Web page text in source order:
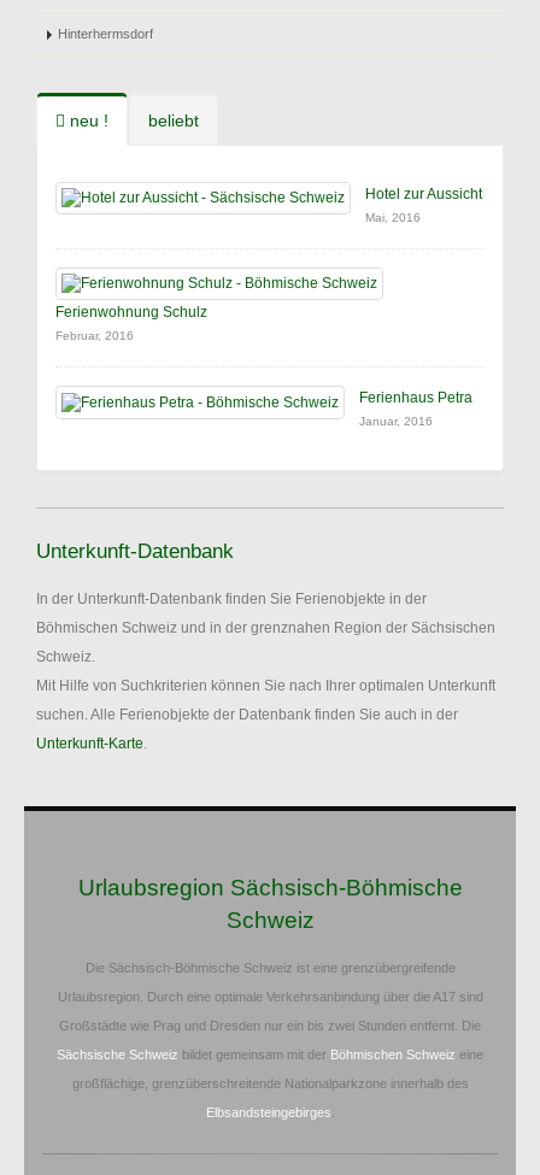
Hinterhermsdorf
neu ! beliebt
Hotel zur Aussicht
Mai, 2016
Ferienwohnung Schulz
Februar, 2016
Ferienhaus Petra
Januar, 2016
Unterkunft-Datenbank
In der Unterkunft-Datenbank finden Sie Ferienobjekte in der
Böhmischen Schweiz und in der grenznahen Region der Sächsischen
Schweiz.
Mit Hilfe von Suchkriterien können Sie nach Ihrer optimalen Unterkunft
suchen. Alle Ferienobjekte der Datenbank finden Sie auch in der
Unterkunft-Karte.
Urlaubsregion Sächsisch-Böhmische
Schweiz
Die Sächsisch-Böhmische Schweiz ist eine grenzübergreifende
Urlaubsregion. Durch eine optimale Verkehrsanbindung über die A17 sind
Großstädte wie Prag und Dresden nur ein bis zwei Stunden entfernt. Die
Sächsische Schweiz bildet gemeinsam mit der Böhmischen Schweiz eine
großflächige, grenzüberschreitende Nationalparkzone innerhalb des
Elbsandsteingebirges